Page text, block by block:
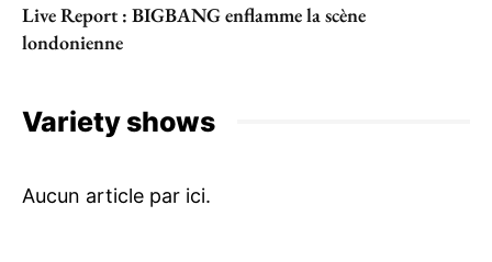
Live Report : BIGBANG enflamme la scène
londonienne
Variety shows